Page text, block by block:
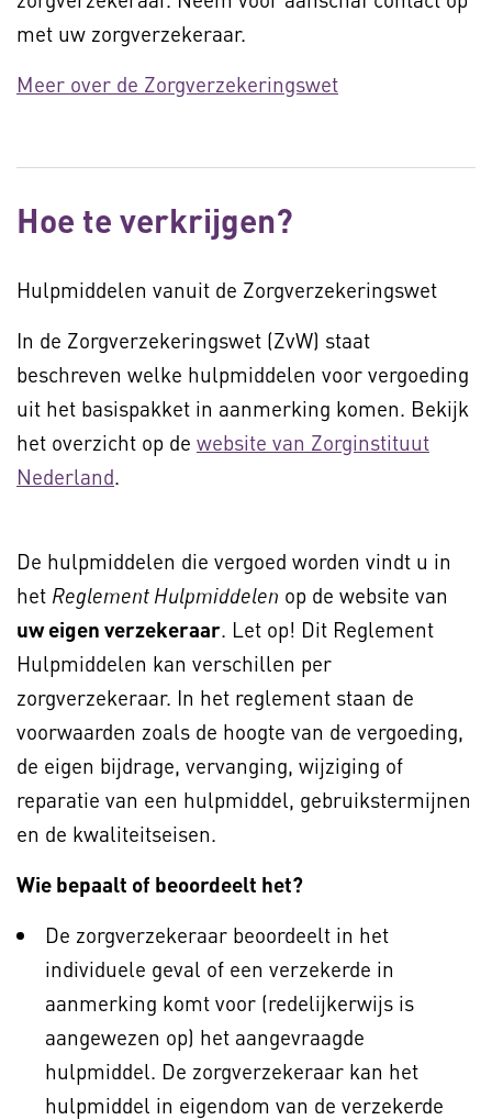
met uw zorgverzekeraar.
Meer over de Zorgverzekeringswet
Hoe te verkrijgen?
Hulpmiddelen vanuit de Zorgverzekeringswet
In de Zorgverzekeringswet (ZvW) staat
beschreven welke hulpmiddelen voor vergoeding
uit het basispakket in aanmerking komen. Bekijk
het overzicht op de website van Zorginstituut
Nederland.
De hulpmiddelen die vergoed worden vindt u in
het Reglement Hulpmiddelen op de website van
uw eigen verzekeraar. Let op! Dit Reglement
Hulpmiddelen kan verschillen per
zorgverzekeraar. In het reglement staan de
voorwaarden zoals de hoogte van de vergoeding,
de eigen bijdrage, vervanging, wijziging of
reparatie van een hulpmiddel, gebruikstermijnen
en de kwaliteitseisen.
Wie bepaalt of beoordeelt het?
De zorgverzekeraar beoordeelt in het
individuele geval of een verzekerde in
aanmerking komt voor (redelijkerwijs is
aangewezen op) het aangevraagde
hulpmiddel. De zorgverzekeraar kan het
hulpmiddel in eigendom van de verzekerde